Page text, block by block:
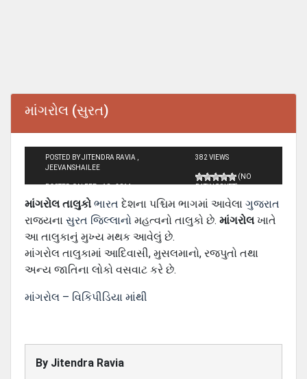
માંગરોલ (સુરત)
POSTED BY JITENDRA RAVIA ,
JEEVANSHAILEE
POSTED ON FEB - 10 - 2014
382 VIEWS
(NO
RATINGS YET)
માંગરોલ તાલુકો ભારત દેશના પશ્ચિમ ભાગમાં આવેલા ગુજરાત
રાજ્યના સુરત જિલ્લાનો મહત્વનો તાલુકો છે. માંગરોલ ખાતે
આ તાલુકાનું મુખ્ય મથક આવેલું છે.
માંગરોલ તાલુકામાં આદિવાસી, મુસલમાનો, રજપુતો તથા
અન્ય જાતિના લોકો વસવાટ કરે છે.
માંગરોલ – વિકિપીડિયા માંથી
By Jitendra Ravia